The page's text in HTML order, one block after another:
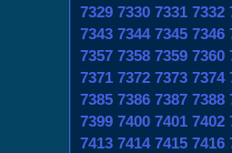
7329 7330 7331 7332
7343 7344 7345 7346
7357 7358 7359 7360
7371 7372 7373 7374
7385 7386 7387 7388
7399 7400 7401 7402
7413 7414 7415 7416